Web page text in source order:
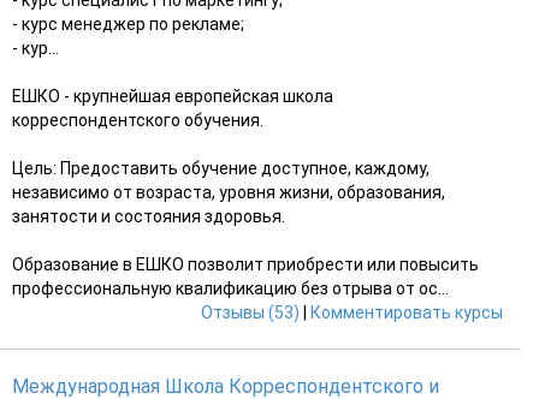
- курс менеджер по рекламе;
- кур...
ЕШКО - крупнейшая европейская школа
корреспондентского обучения.
Цель: Предоставить обучение доступное, каждому,
независимо от возраста, уровня жизни, образования,
занятости и состояния здоровья.
Образование в ЕШКО позволит приобрести или повысить
профессиональную квалификацию без отрыва от ос...
Отзывы (53)
Комментировать курсы
Международная Школа Корреспондентского и